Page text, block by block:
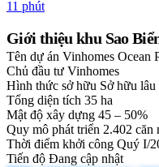
11 phút
Giới thiệu khu Sao
Tên dự án Vinhomes Ocean
Chủ đầu tư Vinhomes
Hình thức sở hữu Sở hữu lâu
Tổng diện tích 35 ha
Mật độ xây dựng 45 – 50%
Quy mô phát triển 2.402 căn
Thời điểm khởi công Quý I/
Tiến độ Đang cập nhật